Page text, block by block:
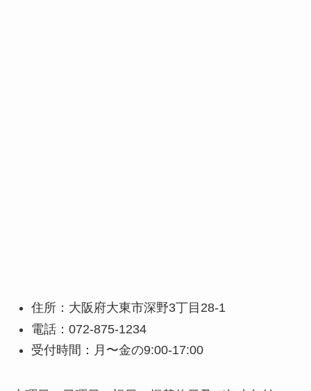
住所：大阪府大東市深野3丁目28-1
電話：072-875-1234
受付時間：月〜金の9:00-17:00